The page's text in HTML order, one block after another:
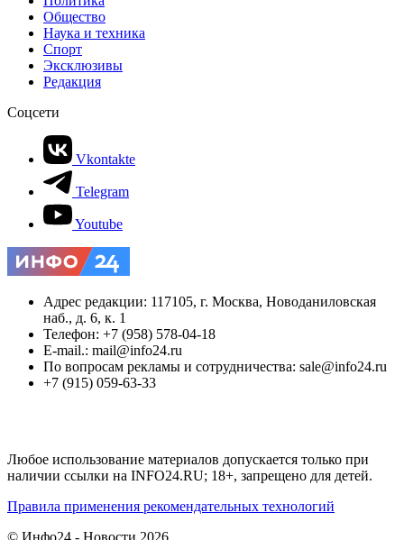
Общество
Наука и техника
Спорт
Эксклюзивы
Редакция
Соцсети
Vkontakte
Telegram
Youtube
Адрес редакции: 117105, г. Москва, Новоданиловская
наб., д. 6, к. 1
Телефон: +7 (958) 578-04-18
E-mail.: mail@info24.ru
По вопросам рекламы и сотрудничества: sale@info24.ru
+7 (915) 059-63-33
Любое использование материалов допускается только при
наличии ссылки на INFO24.RU; 18+, запрещено для детей.
Правила применения рекомендательных технологий
© Инфо24 - Новости 2026